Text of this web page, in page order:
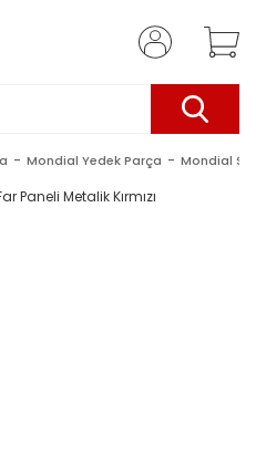
Mondial Yedek Parça Mondial